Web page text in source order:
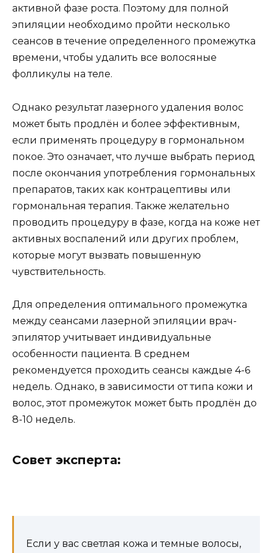
активной фазе роста. Поэтому для полной
эпиляции необходимо пройти несколько
сеансов в течение определенного промежутка
времени, чтобы удалить все волосяные
фолликулы на теле.
Однако результат лазерного удаления волос
может быть продлён и более эффективным,
если применять процедуру в гормональном
покое. Это означает, что лучше выбрать период
после окончания употребления гормональных
препаратов, таких как контрацептивы или
гормональная терапия. Также желательно
проводить процедуру в фазе, когда на коже нет
активных воспалений или других проблем,
которые могут вызвать повышенную
чувствительность.
Для определения оптимального промежутка
между сеансами лазерной эпиляции врач-
эпилятор учитывает индивидуальные
особенности пациента. В среднем
рекомендуется проходить сеансы каждые 4-6
недель. Однако, в зависимости от типа кожи и
волос, этот промежуток может быть продлён до
8-10 недель.
Совет эксперта:
Если у вас светлая кожа и темные волосы,